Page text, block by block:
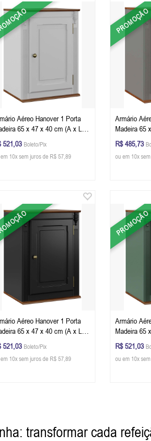
Aéreo Hanover 1 Porta
65 x 47 x 40 cm (A x L x
Cor Branco - Imbuia Glazer
521,03 Boleto/Pix
10x sem juros de R$ 57,89
PROMOÇÃO
Armário
Madeira 65
P) - Cor
Glazer
R$ 485,73
ou em 10x
Aéreo Hanover 1 Porta
65 x 47 x 40 cm (A x L x
Cor Preto - Imbuia Glazer
521,03 Boleto/Pix
10x sem juros de R$ 57,89
PROMOÇÃO
Armário
Madeira 65
P) - Cor
Glazer
R$ 521,03
ou em 10x
transformar cada